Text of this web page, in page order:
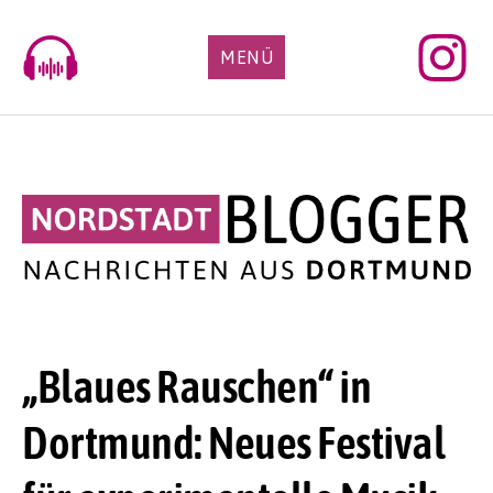
content
MENÜ
„Blaues Rauschen“ in
Dortmund: Neues Festival